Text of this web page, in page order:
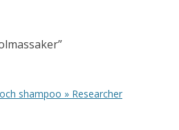
”
shampoo » Researcher